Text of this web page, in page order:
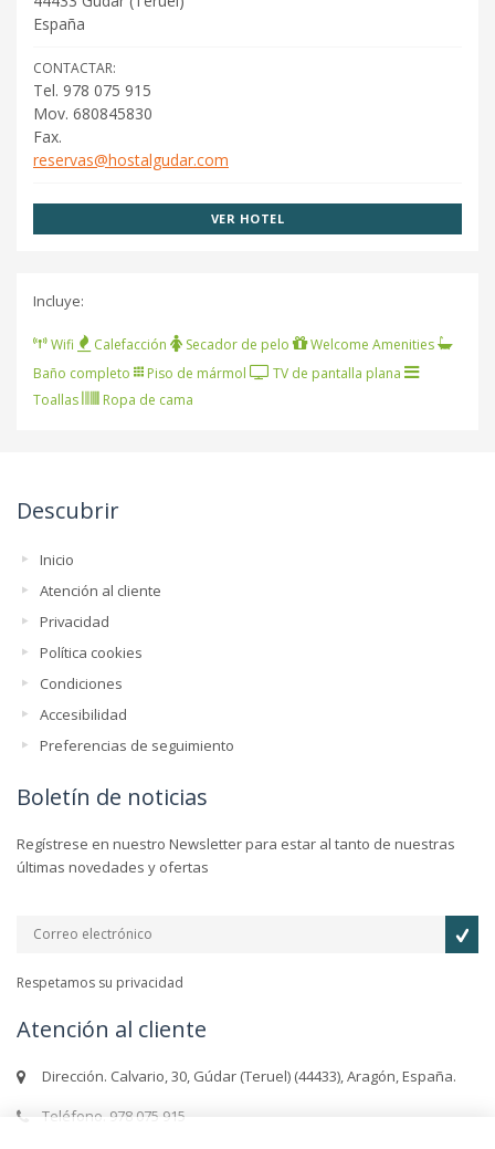
España
CONTACTAR:
Tel. 978 075 915
Mov. 680845830
Fax.
reservas@hostalgudar.com
VER HOTEL
Incluye:
Wifi Calefacción Secador de pelo
Welcome Amenities
Baño completo
Piso de mármol
TV de pantalla plana
Toallas
Ropa de cama
Descubrir
Inicio
Atención al cliente
Privacidad
Política cookies
Condiciones
Accesibilidad
Preferencias de seguimiento
Boletín de noticias
Regístrese en nuestro Newsletter para estar al tanto de nuestras
últimas novedades y ofertas
Respetamos su privacidad
Atención al cliente
Dirección. Calvario, 30, Gúdar (Teruel) (44433), Aragón, España.
Teléfono. 978 075 915